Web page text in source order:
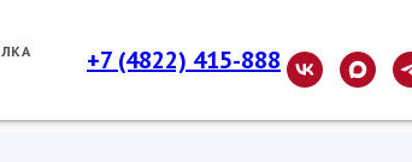
+7 (4822) 415-888